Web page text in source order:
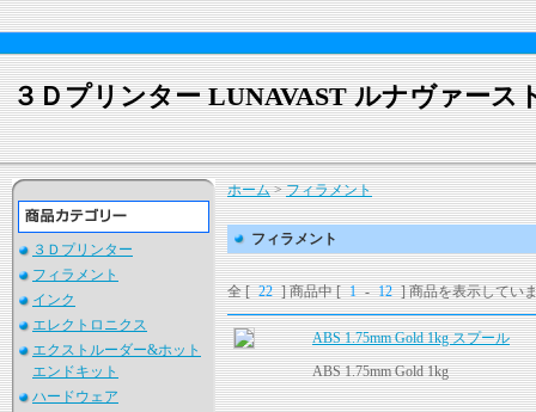
３Ｄプリンター LUNAVAST ルナヴァース
３Ｄプリンター
フィラメント
インク
エレクトロニクス
エクストルーダー&ホット
エンドキット
ハードウェア
ホーム>フィラメント
フィラメント
全 [ 22 ] 商品中 [ 1 - 12 ] 商品を表示してい
ABS 1.75mm Gold 1kg スプール
ABS 1.75mm Gold 1kg